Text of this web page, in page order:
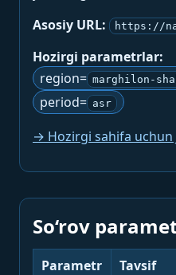
Asosiy URL:
https://
Hozirgi parametrlar:
region= marghilon-
period= asr
→ Hozirgi sahifa uchun
So‘rov
Parametr Tavsif